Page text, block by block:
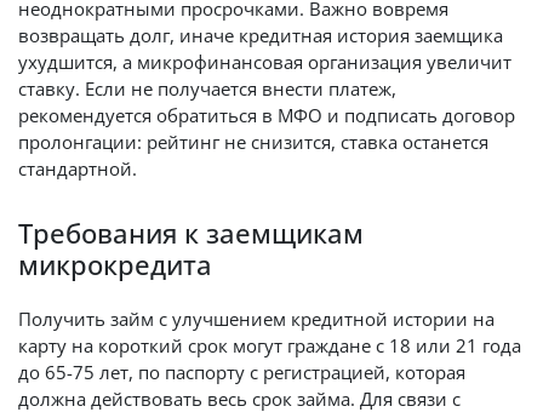
неоднократными просрочками. Важно вовремя
возвращать долг, иначе кредитная история заемщика
ухудшится, а микрофинансовая организация увеличит
ставку. Если не получается внести платеж,
рекомендуется обратиться в МФО и подписать договор
пролонгации: рейтинг не снизится, ставка останется
стандартной.
Требования к заемщикам
микрокредита
Получить займ с улучшением кредитной истории на
карту на короткий срок могут граждане с 18 или 21 года
до 65-75 лет, по паспорту с регистрацией, которая
должна действовать весь срок займа. Для связи с